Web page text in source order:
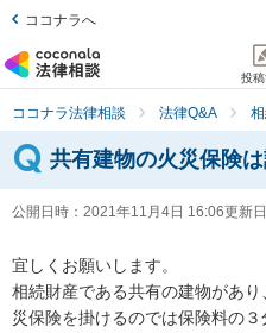
ココナラへ
投
ココナラ法律相談 法律Q&A
共有建物の火災保険
公開日時： 2021年11月4日 16:06更新
宜しくお願いします。
相続財産である共有の建物があ
災保険を掛けるのでは保険料の